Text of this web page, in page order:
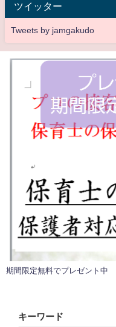
ツイッター
Tweets by jamgakudo
期間限定無料でプレゼント中
キーワード